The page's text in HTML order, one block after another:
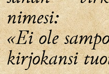
nimesi:
«Ei ole
kirjokansi